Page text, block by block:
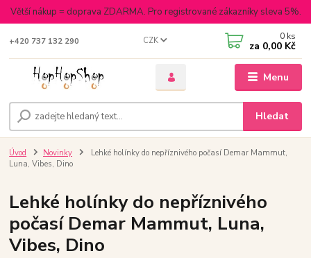
Větší nákup = doprava ZDARMA. Pro registrované zákazníky sleva 5%.
Menu
CZK
Hledat
+420 737 132 290 0 ks
za 0,00 Kč
Úvod Novinky
Lehké holínky do nepříznivého počasí Demar Mammut,
Luna, Vibes, Dino
Lehké holínky do nepříznivého
počasí Demar Mammut, Luna,
Vibes, Dino